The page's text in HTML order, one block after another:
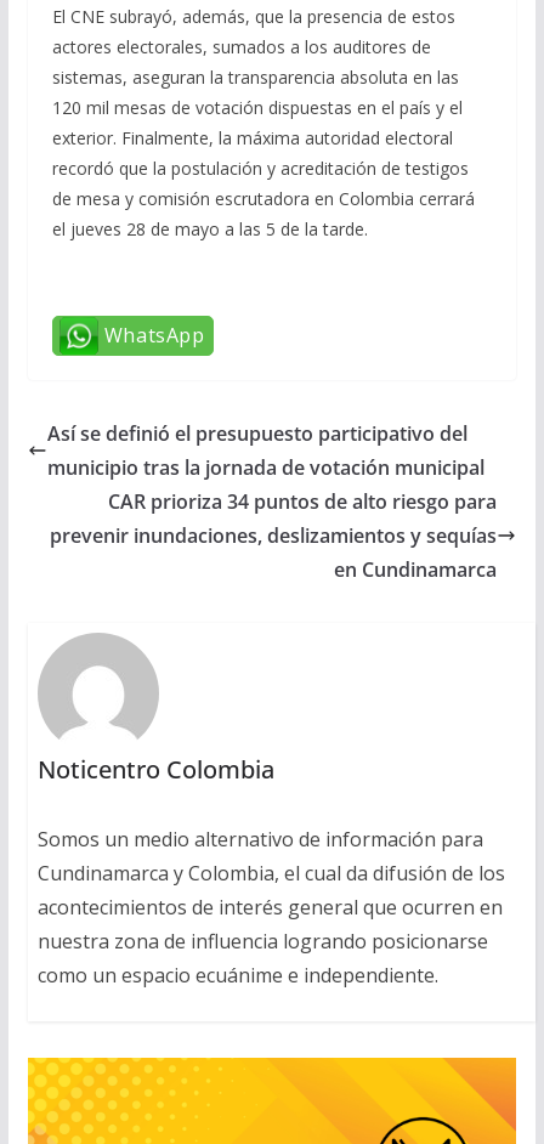
El CNE subrayó, además, que la presencia de estos
actores electorales, sumados a los auditores de
sistemas, aseguran la transparencia absoluta en las
120 mil mesas de votación dispuestas en el país y el
exterior. Finalmente, la máxima autoridad electoral
recordó que la postulación y acreditación de testigos
de mesa y comisión escrutadora en Colombia cerrará
el jueves 28 de mayo a las 5 de la tarde.
WhatsApp
Así se definió el presupuesto participativo del
municipio tras la jornada de votación municipal
CAR prioriza 34 puntos de alto riesgo para
prevenir inundaciones, deslizamientos y sequías
en Cundinamarca
Noticentro Colombia
Somos un medio alternativo de información para
Cundinamarca y Colombia, el cual da difusión de los
acontecimientos de interés general que ocurren en
nuestra zona de influencia logrando posicionarse
como un espacio ecuánime e independiente.